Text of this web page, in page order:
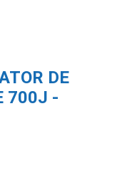
DE
700J -